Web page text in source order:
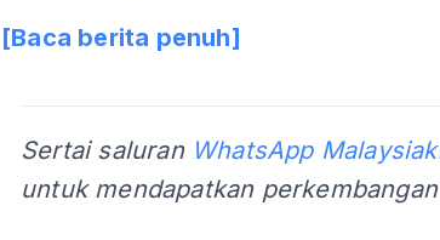
[Baca berita penuh]
Sertai saluran WhatsApp
untuk mendapatkan